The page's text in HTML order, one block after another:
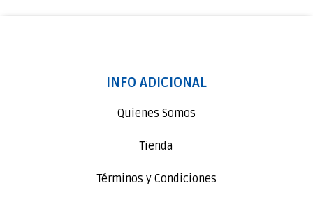
INFO ADICIONAL
Quienes Somos
Tienda
Términos y Condiciones